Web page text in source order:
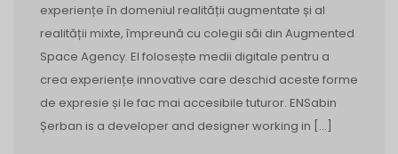
experiențe în domeniul realității augmentate și al
realității mixte, împreună cu colegii săi din Augmented
Space Agency. El folosește medii digitale pentru a
crea experiențe innovative care deschid aceste forme
de expresie și le fac mai accesibile tuturor. ENSabin
Șerban is a developer and designer working in […]